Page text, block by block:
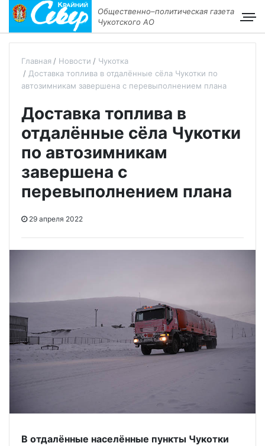
Общественно–политическая газета
Чукотского АО
Главная Новости
Чукотка
Доставка топлива в отдалённые сёла Чукотки по
автозимникам завершена с перевыполнением плана
Доставка топлива в
отдалённые сёла Чукотки
по автозимникам
завершена с
перевыполнением плана
29 апреля 2022
В отдалённые населённые пункты Чукотки